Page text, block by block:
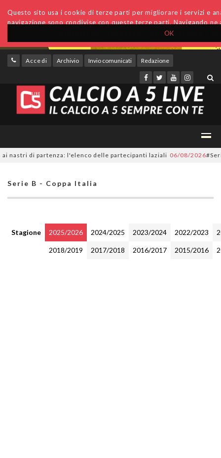
OK
Questo sito usa i cookie di terze parti per migliorare i servizi e
navigazione sono condivise con queste terze parti. Navigando
Accedi Archivio Invio comunicati Redazione
di partenza: l'elenco delle partecipanti laziali 06/08/2026
Serie B - Coppa Italia
Stagione 2025/2026 2024/2025 2023/2024 2022/2023
2018/2019 2017/2018 2016/2017 2015/2016